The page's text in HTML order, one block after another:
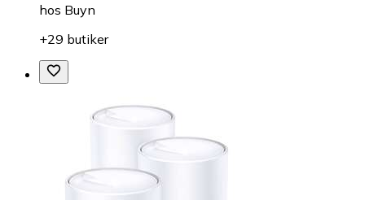
hos Buyn
+29 butiker